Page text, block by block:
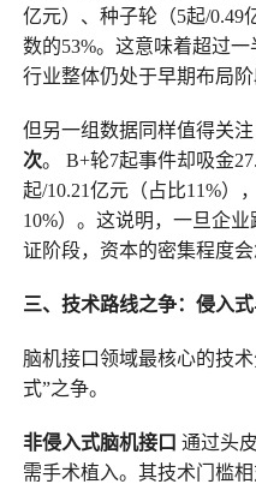
亿元）、种子轮（5起/0.49
数的53%。这意味着超过一
行业整体仍处于早期布局阶
但另一组数据同样值得关注
次。 B+轮7起事件却吸金
起/10.21亿元（占比11%）
10%）。这说明，一旦企
证阶段，资本的密集程度会
三、技术路线之争：侵入
脑机接口领域最核心的技
式”之争。
非侵入式脑机接口 通过头
需手术植入。其技术门槛